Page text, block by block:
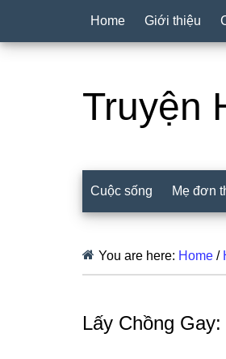
Home Giới thiệu
Truyện
Cuộc sống Mẹ đơn
You are here: Home /
Lấy Chồng